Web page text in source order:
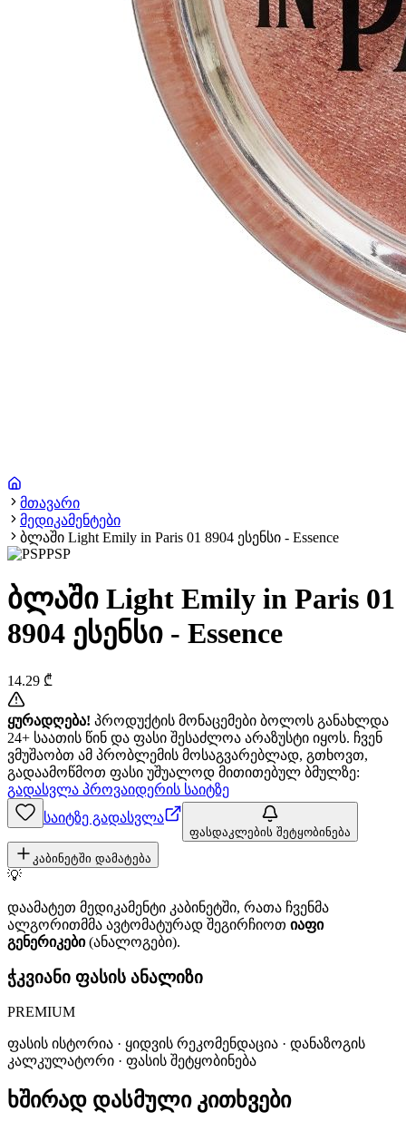
მთავარი
მედიკამენტები
ბლაში Light Emily in Paris 01 8904 ესენსი - Essence
PSP
ბლაში Light Emily in Paris 01
8904 ესენსი - Essence
14.29 ₾
ყურადღება! პროდუქტის მონაცემები ბოლოს განახლდა
24+ საათის წინ და ფასი შესაძლოა არაზუსტი იყოს. ჩვენ
ვმუშაობთ ამ პრობლემის მოსაგვარებლად, გთხოვთ,
გადაამოწმოთ ფასი უშუალოდ მითითებულ ბმულზე:
გადასვლა პროვაიდერის საიტზე
საიტზე გადასვლა
ფასდაკლების შეტყობინება
კაბინეტში დამატება
💡
დაამატეთ მედიკამენტი კაბინეტში, რათა ჩვენმა
ალგორითმმა ავტომატურად შეგირჩიოთ იაფი
გენერიკები(ანალოგები).
ჭკვიანი ფასის ანალიზი
PREMIUM
ფასის ისტორია · ყიდვის რეკომენდაცია · დანაზოგის
კალკულატორი · ფასის შეტყობინება
ხშირად დასმული კითხვები